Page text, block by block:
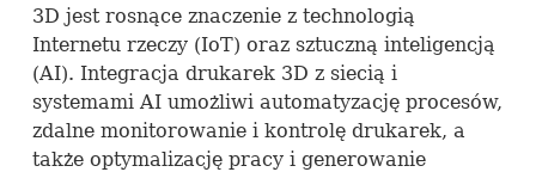
3D jest rosnące znaczenie z technologią
Internetu rzeczy (IoT) oraz sztuczną inteligencją
(AI). Integracja drukarek 3D z siecią i
systemami AI umożliwi automatyzację procesów,
zdalne monitorowanie i kontrolę drukarek, a
także optymalizację pracy i generowanie